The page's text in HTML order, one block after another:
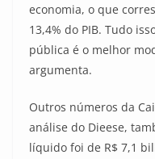
economia, o que
13,4% do PIB. Tudo
pública é o melhor
argumenta.
Outros números da
análise do Dieese,
líquido foi de R$ 7,1